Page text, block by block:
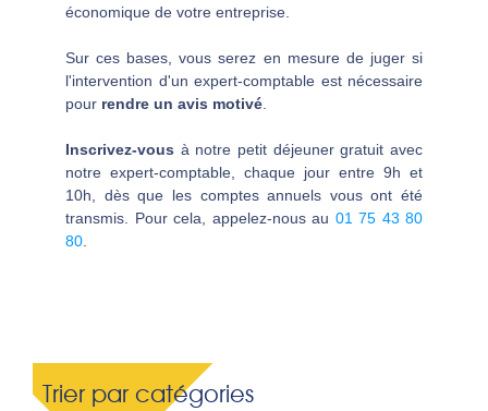
économique de votre entreprise.
Sur ces bases, vous serez en mesure de juger si
l'intervention d'un expert-comptable est nécessaire
pour rendre un avis motivé
Inscrivez-vous à notre petit déjeuner gratuit avec
notre expert-comptable, chaque jour entre 9h et
10h, dès que les comptes annuels vous ont été
transmis. Pour cela, appelez-nous au 01 75 43 80
80
Trier par catégories